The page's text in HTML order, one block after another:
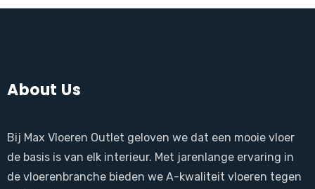
About Us
Bij Max Vloeren Outlet geloven we dat een mooie vloer
de basis is van elk interieur. Met jarenlange ervaring in
de vloerenbranche bieden we A-kwaliteit vloeren tegen